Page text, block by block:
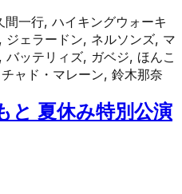
間一行, ハイキングウォーキ
ジェラードン, ネルソンズ, マ
ッテリィズ, ガベジ, ほんこ
ャド・マレーン, 鈴木那奈
と 夏休み特別公演